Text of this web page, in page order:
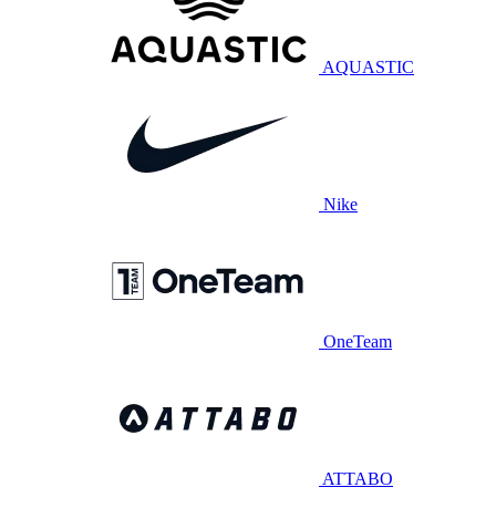
AQUASTIC
Nike
OneTeam
ATTABO